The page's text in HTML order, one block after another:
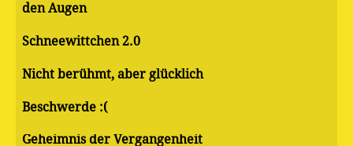
den Augen
Schneewittchen 2.0
Nicht berühmt, aber glücklich
Beschwerde :(
Geheimnis der Vergangenheit